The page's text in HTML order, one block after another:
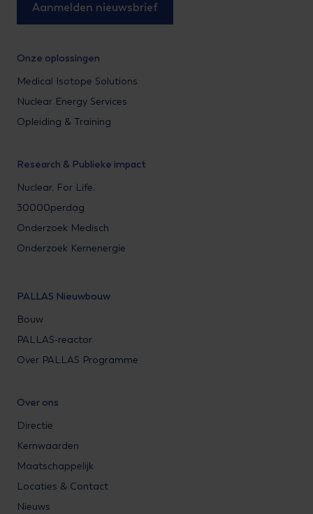
Aanmelden nieuwsbrief
Onze oplossingen
Medical Isotope Solutions
Nuclear Energy Services
Opleiding & Training
Research & Publieke impact
Nuclear. For Life.
30000perdag
Onderzoek Medisch
Onderzoek Kernenergie
PALLAS Nieuwbouw
Bouw
PALLAS-reactor
Over PALLAS Programme
Over ons
Directie
Kernwaarden
Maatschappelijk
Locaties & Contact
Nieuws